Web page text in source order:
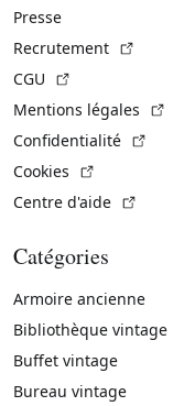
Presse
Recrutement
CGU
Mentions légales
Confidentialité
Cookies
Centre d'aide
Catégories
Armoire ancienne
Bibliothèque vintage
Buffet vintage
Bureau vintage